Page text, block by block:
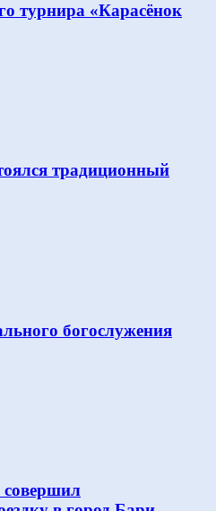
турнира «Карасёнок
традиционный
богослужения
совершил